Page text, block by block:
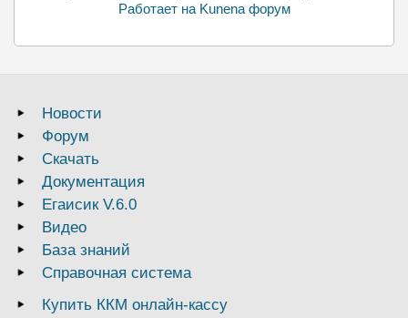
Работает на Kunena форум
Новости
Форум
Скачать
Документация
Егаисик V.6.0
Видео
База знаний
Справочная система
Купить ККМ онлайн-кассу